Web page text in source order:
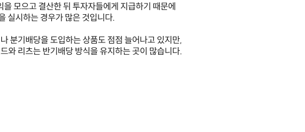
을 모으고 결산한 뒤 투자자들에게 지급하기 때문에
실시하는 경우가 많은 것입니다.
분기배당을 도입하는 상품도 점점 늘어나고 있지만,
와 리츠는 반기배당 방식을 유지하는 곳이 많습니다.